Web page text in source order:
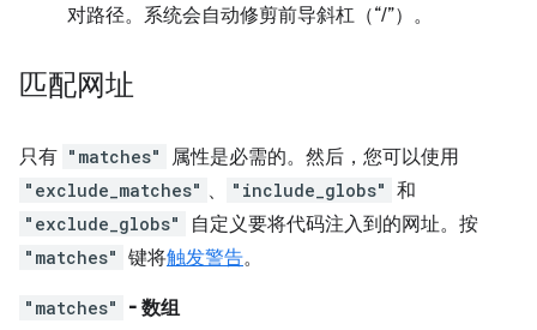
对路径。系统会自动修剪前导斜杠（“/”）。
匹配网址
只有 "matches" 属性是必需的。然后，您可以使用
"exclude_matches" 、 "include_globs" 和
"exclude_globs" 自定义要将代码注入到的网址。按
"matches" 键将触发警告。
"matches"
- 数组